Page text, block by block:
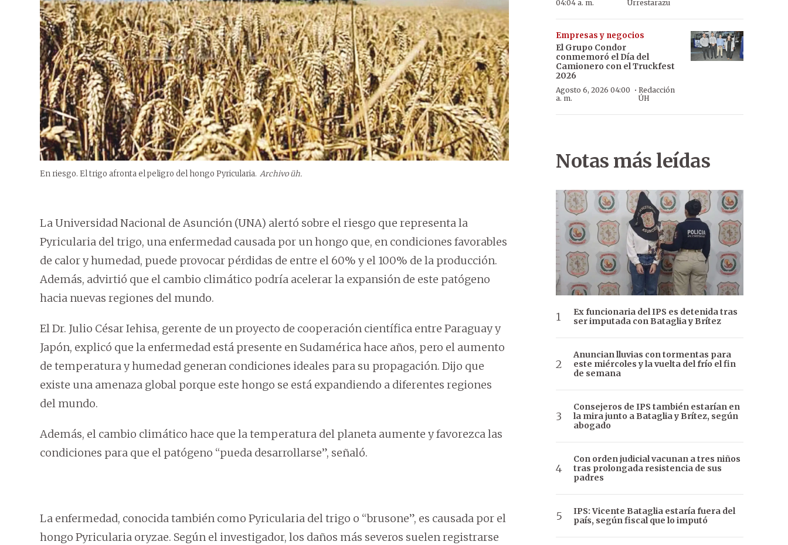
En riesgo. El trigo afronta el peligro del hongo Pyricularia. Archivo üh.
La Universidad Nacional de Asunción (UNA) alertó sobre el riesgo que representa la
Pyricularia del trigo, una enfermedad causada por un hongo que, en condiciones favorables
de calor y humedad, puede provocar pérdidas de entre el 60% y el 100% de la producción.
Además, advirtió que el cambio climático podría acelerar la expansión de este patógeno
hacia nuevas regiones del mundo.
El Dr. Julio César Iehisa, gerente de un proyecto de cooperación científica entre Paraguay y
Japón, explicó que la enfermedad está presente en Sudamérica hace años, pero el aumento
de temperatura y humedad generan condiciones ideales para su propagación. Dijo que
existe una amenaza global porque este hongo se está expandiendo a diferentes regiones
del mundo.
Además, el cambio climático hace que la temperatura del planeta aumente y favorezca las
condiciones para que el patógeno “pueda desarrollarse”, señaló.
La enfermedad, conocida también como Pyricularia del trigo o “brusone”, es causada por el
hongo Pyricularia oryzae. Según el investigador, los daños más severos suelen registrarse
04:04 a. m.
Urrestarazu
Empresas y negocios
El Grupo Condor
conmemoró el Día del
Camionero con el Truckfest
2026
Agosto 6, 2026 04:00
a. m.
· Redacción
ÚH
Notas más leídas
Ex funcionaria del IPS es detenida tras
ser imputada con Bataglia y Brítez
Anuncian lluvias con tormentas para
este miércoles y la vuelta del frío el fin
de semana
Consejeros de IPS también estarían en
la mira junto a Bataglia y Brítez, según
abogado
Con orden judicial vacunan a tres niños
tras prolongada resistencia de sus
padres
IPS: Vicente Bataglia estaría fuera del
país, según fiscal que lo imputó